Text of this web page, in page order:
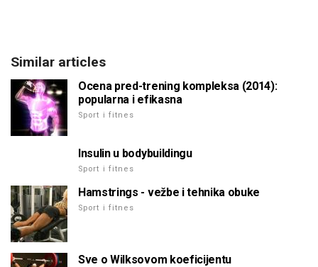
Similar articles
Ocena pred-trening kompleksa (2014):
popularna i efikasna
Sport i fitnes
Insulin u bodybuildingu
Sport i fitnes
Hamstrings - vežbe i tehnika obuke
Sport i fitnes
Sve o Wilksovom koeficijentu